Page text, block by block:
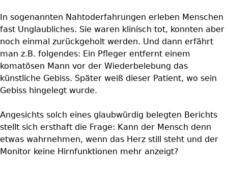
In sogenannten Nahtoderfahrungen erleben Menschen
fast Unglaubliches. Sie waren klinisch tot, konnten aber
noch einmal zurückgeholt werden. Und dann erfährt
man z.B. folgendes: Ein Pfleger entfernt einem
komatösen Mann vor der Wiederbelebung das
künstliche Gebiss. Später weiß dieser Patient, wo sein
Gebiss hingelegt wurde.
Angesichts solch eines glaubwürdig belegten Berichts
stellt sich ersthaft die Frage: Kann der Mensch denn
etwas wahrnehmen, wenn das Herz still steht und der
Monitor keine Hirnfunktionen mehr anzeigt?